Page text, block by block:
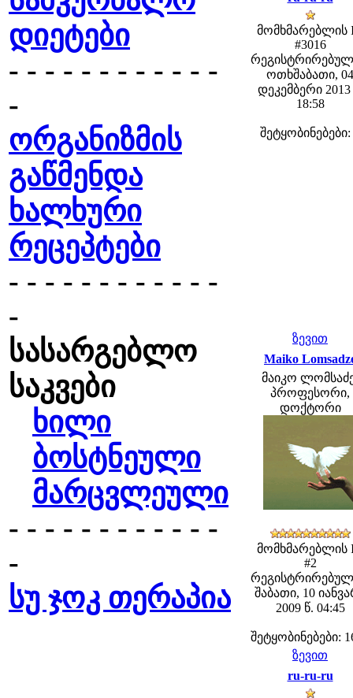
დიეტები
- - - - - - - - - - - -
-
ორგანიზმის
გაწმენდა
ხალხური
რეცეპტები
- - - - - - - - - - - -
-
სასარგებლო
საკვები
ხილი
ბოსტნეული
მარცვლეული
- - - - - - - - - - - -
-
სუ ჯოკ თერაპია
მომხმარებლის
#3016
ოთხშაბათი, 04
დეკემბერი 2013
18:58
შეტყობინებები:
ზევით
Maiko
მაიკო
პროფესორი,
დოქტორი
მომხმარებლის
#2
შაბათი, 10
2009 წ. 04:45
შეტყობინებები:
ზევით
ru-ru-ru